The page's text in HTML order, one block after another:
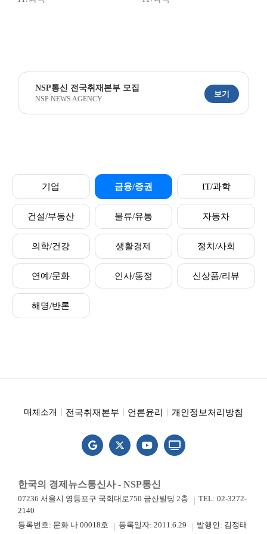
NSP통신 전국취재본부 모집
NSP NEWS AGENCY
보기
기업 금융/증권 IT/과학
건설/부동산 물류/유통 자동차
의학/건강 생활경제 정치/사회
연예/문화 인사/동정 신상품/리뷰
해명/반론
매체소개 전국취재본부 언론윤리 개인정보처리방침
한국의 경제뉴스통신사 - NSP통신
07236 서울시 영등포구 국회대로750 금산빌딩 2층
TEL: 02-3272-
2140
등록번호: 문화 나 00018호
등록일자: 2011.6.29 발행인: 김정태